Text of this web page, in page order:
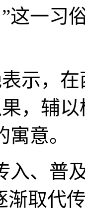
这一习
，在
，辅
意。
、普及
渐取代